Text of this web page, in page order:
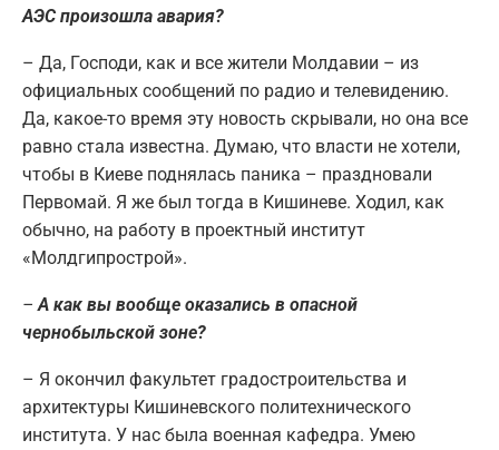
АЭС произошла авария?
– Да, Господи, как и все жители Молдавии – из
официальных сообщений по радио и телевидению.
Да, какое-то время эту новость скрывали, но она все
равно стала известна. Думаю, что власти не хотели,
чтобы в Киеве поднялась паника – праздновали
Первомай. Я же был тогда в Кишиневе. Ходил, как
обычно, на работу в проектный институт
«Молдгипрострой».
– А как вы вообще оказались в опасной
чернобыльской зоне?
– Я окончил факультет градостроительства и
архитектуры Кишиневского политехнического
института. У нас была военная кафедра. Умею